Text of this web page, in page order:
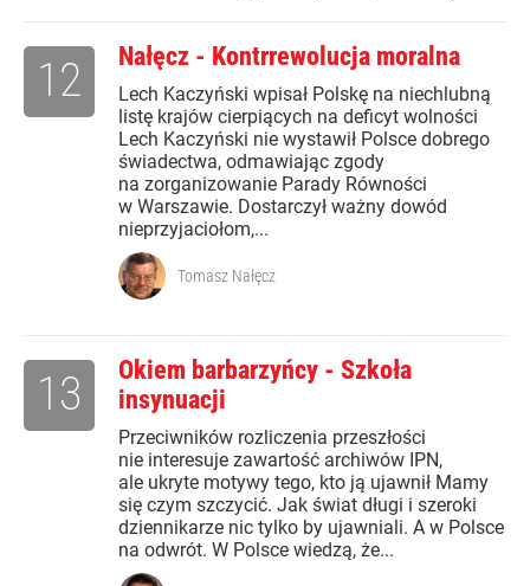
Nałęcz - Kontrrewolucja moralna
Lech Kaczyński wpisał Polskę na niechlubną
listę krajów cierpiących na deficyt wolności
Lech Kaczyński nie wystawił Polsce dobrego
świadectwa, odmawiając zgody
na zorganizowanie Parady Równości
w Warszawie. Dostarczył ważny dowód
nieprzyjaciołom,...
12
Tomasz Nałęcz
Okiem barbarzyńcy - Szkoła
insynuacji
Przeciwników rozliczenia przeszłości
nie interesuje zawartość archiwów IPN,
ale ukryte motywy tego, kto ją ujawnił Mamy
się czym szczycić. Jak świat długi i szeroki
dziennikarze nic tylko by ujawniali. A w Polsce
na odwrót. W Polsce wiedzą, że...
13